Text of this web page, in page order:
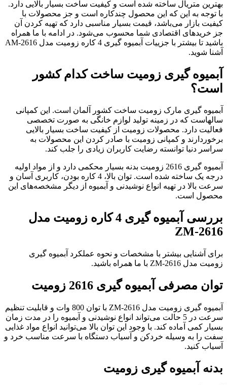
بهترین متریال ساخته شده است و کیفیت ساخت بسیار بالایی دارد.
با توجه به این که این محصول چندکاره است و جز محصولات با
کیفیت بازار می‌باشد، قیمت بسیار مناسبی دارد که تهیه کردن آن
جز خریدهای اقتصادی شما محسوب می‌شود. در ادامه با ما همراه
باشید تا بیشتر با جزییات آبمیوه گیری 4 کاره زومیت مدل AM-2616
آشنا شوید.
آبمیوه گیری زومیت ساخت کدام کشور
است؟
آبمیوه گیری مارک زومیت ساخت کشور آلمان است. این کمپانی
سالهاست که در زمینه تولید لوازم خانگی به صورت تخصصی
فعالیت دارد. محصولات زومیت از کیفیت ساخت بسیار بالایی
برخوردارند و کمپانی زومیت با صادر کردن این محصولات به
سراسر دنیا توانسته رضایت کاربران زیادی را جلب کند.
آبمیوه گیری 2616 زومیت بدنه بسیار محکمی دارد و از مواد اولیه
درجه یک ساخته شده است. توان بالا، 4 کاره بودن، کاربری آسان و
سرعت بالا در تهیه انواع نوشیدنی و آبمیوه از دیگر مشخصه‌های این
محصول است.
بررسی آبمیوه گیری 4 کاره زومیت مدل
ZM-2616
برای آشنایی بیشتر با مشخصات و نحوه عملکرد آبمیوه گیری
زومیت مدل ZM-2616 با ما همراه باشید.
توان مصرفی آبمیوه گیری 2616 زومیت
آبمیوه گیری زومیت مدل ZM-2616 با توان 800 وات و قابلیت تنظیم
سرعت در 5 حالت می‌تواند انواع نوشیدنی و آبمیوه را در مدت زمان
بسیار کمی آماده کند. با وجود این توان بالا می‌توانید انواع مواد غذایی
سفت را به وسیله خردکن و آسیاب دستگاه با سرعت مناسب خرد و
آسیاب کنید.
بدنه آبمیوه گیری زومیت